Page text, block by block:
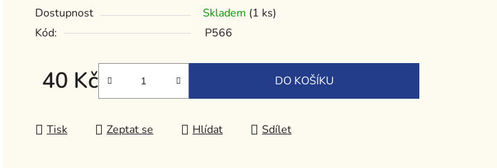
5
hvězdiček.
Dostupnost Skladem (1 ks)
Kód:
P566
40 Kč
Měrná cena:
DO KOŠÍKU
Tisk Zeptat se Hlídat Sdílet